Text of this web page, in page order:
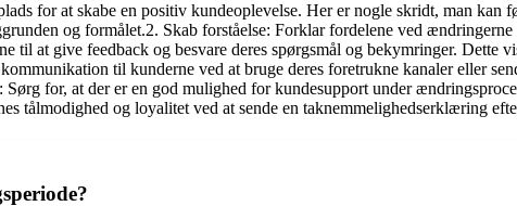
for at skabe en positiv kundeoplevelse. Her er nogle skridt, man kan
og formålet.2. Skab forståelse: Forklar fordelene ved
at give feedback og besvare deres spørgsmål og bekymringer. Dette
til kunderne ved at bruge deres foretrukne kanaler eller
for, at der er en god mulighed for kundesupport under
tålmodighed og loyalitet ved at sende en taknemmelighedserklæring